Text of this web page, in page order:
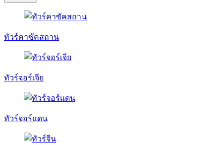
ทัวร์คาซัคสถาน
ทัวร์จอร์เจีย
ทัวร์จอร์แดน